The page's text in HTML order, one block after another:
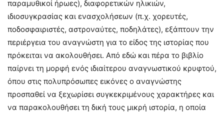
παραμυθικοί ήρωες), διαφορετικών ηλικιών,
ιδιοσυγκρασίας και ενασχολήσεων (π.χ. χορευτές,
ποδοσφαιριστές, αστροναύτες, ποδηλάτες), εξάπτουν την
περιέργεια του αναγνώστη για το είδος της ιστορίας που
πρόκειται να ακολουθήσει. Από εδώ και πέρα το βιβλίο
παίρνει τη μορφή ενός ιδιαίτερου αναγνωστικού κρυφτού,
όπου στις πολυπρόσωπες εικόνες ο αναγνώστης
προσπαθεί να ξεχωρίσει συγκεκριμένους χαρακτήρες και
να παρακολουθήσει τη δική τους μικρή ιστορία, η οποία